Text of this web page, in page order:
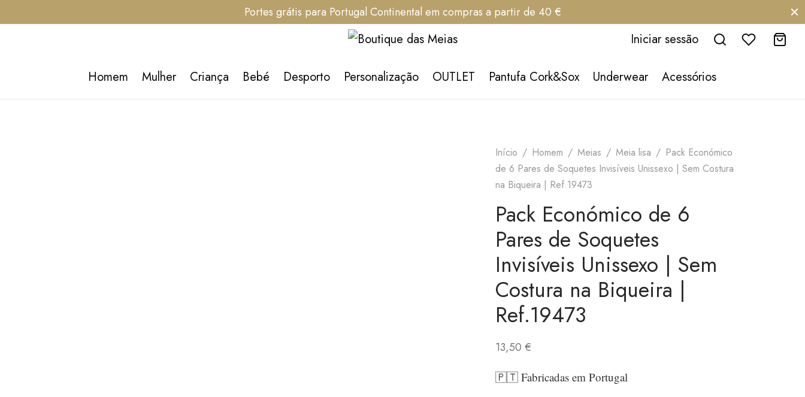
Portes grátis para Portugal Continental em compras a partir de 40 €
Iniciar sessão
Homem Mulher Criança Bebé Desporto Personalização OUTLET Pantufa Cork&Sox Underwear Acessórios
Início / Homem / Meias / Meia lisa / Pack Económico
de 6 Pares de Soquetes Invisíveis Unissexo | Sem Costura
na Biqueira | Ref.19473
Pack Económico de 6
Pares de Soquetes
Invisíveis Unissexo | Sem
Costura na Biqueira |
Ref.19473
13,50 €
🇵🇹 Fabricadas em Portugal